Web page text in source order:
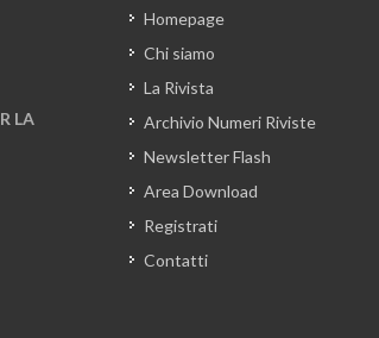
LA
Homepage
Chi siamo
La Rivista
Archivio Numeri Riviste
Newsletter Flash
Area Download
Registrati
Contatti